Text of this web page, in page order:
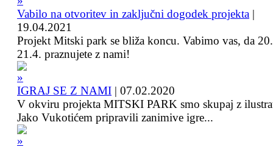
Vabilo na otvoritev in zaključni dogodek projekta |
19.04.2021
Projekt Mitski park se bliža koncu. Vabimo vas, da
21.4. praznujete z nami!
IGRAJ SE Z NAMI | 07.02.2020
V okviru projekta MITSKI PARK smo skupaj z
Jako Vukotićem pripravili zanimive igre...